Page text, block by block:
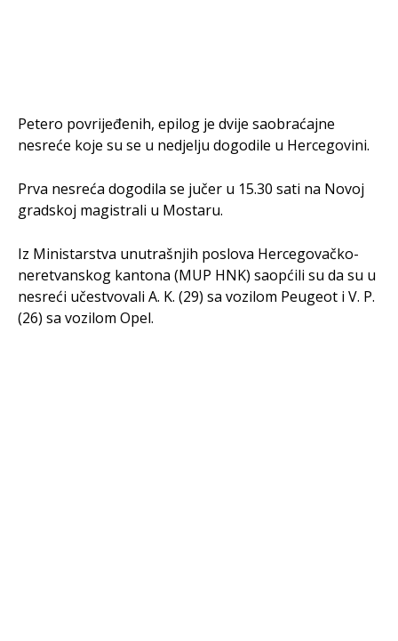
Petero povrijeđenih, epilog je dvije saobraćajne
nesreće koje su se u nedjelju dogodile u Hercegovini.
Prva nesreća dogodila se jučer u 15.30 sati na Novoj
gradskoj magistrali u Mostaru.
Iz Ministarstva unutrašnjih poslova Hercegovačko-
neretvanskog kantona (MUP HNK) saopćili su da su u
nesreći učestvovali A. K. (29) sa vozilom Peugeot i V. P.
(26) sa vozilom Opel.